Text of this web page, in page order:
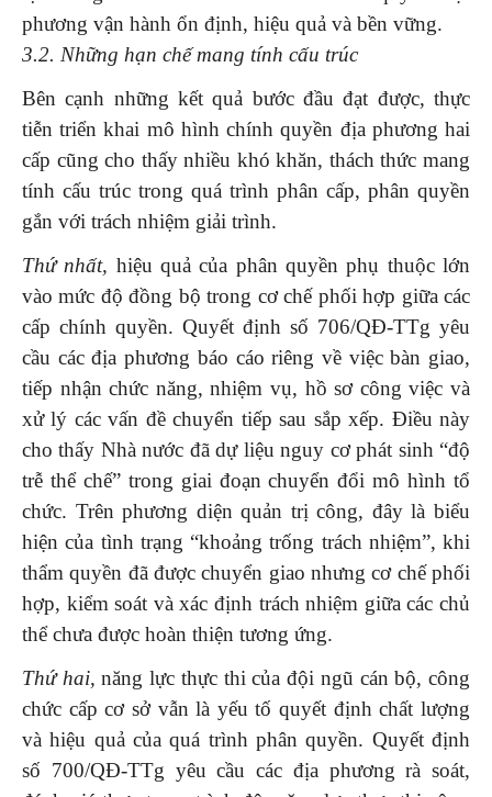
phương vận hành ổn định, hiệu quả và bền vững.
3.2. Những hạn chế mang tính cấu trúc
Bên cạnh những kết quả bước đầu đạt được, thực
tiễn triển khai mô hình chính quyền địa phương hai
cấp cũng cho thấy nhiều khó khăn, thách thức mang
tính cấu trúc trong quá trình phân cấp, phân quyền
gắn với trách nhiệm giải trình.
Thứ nhất, hiệu quả của phân quyền phụ thuộc lớn
vào mức độ đồng bộ trong cơ chế phối hợp giữa các
cấp chính quyền. Quyết định số 706/QĐ-TTg yêu
cầu các địa phương báo cáo riêng về việc bàn giao,
tiếp nhận chức năng, nhiệm vụ, hồ sơ công việc và
xử lý các vấn đề chuyển tiếp sau sắp xếp. Điều này
cho thấy Nhà nước đã dự liệu nguy cơ phát sinh “độ
trễ thể chế” trong giai đoạn chuyển đổi mô hình tổ
chức. Trên phương diện quản trị công, đây là biểu
hiện của tình trạng “khoảng trống trách nhiệm”, khi
thẩm quyền đã được chuyển giao nhưng cơ chế phối
hợp, kiểm soát và xác định trách nhiệm giữa các chủ
thể chưa được hoàn thiện tương ứng.
Thứ hai,năng lực thực thi của đội ngũ cán bộ, công
chức cấp cơ sở vẫn là yếu tố quyết định chất lượng
và hiệu quả của quá trình phân quyền. Quyết định
số 700/QĐ-TTg yêu cầu các địa phương rà soát,